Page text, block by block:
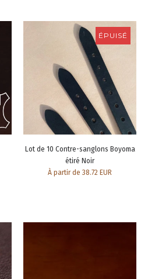
ÉPUISÉ
Lot de 10 Contre-sanglons Boyoma
étiré Noir
À partir de 38.72 EUR